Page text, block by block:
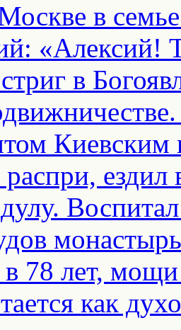
в
«Алексий!
в
Киевским
в 78 лет,
как